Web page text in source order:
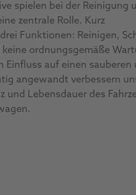
spielen bei der Reinigung
zentrale Rolle. Kurz
Funktionen: Reinigen,
ordnungsgemäße
Einfluss auf einen sauberen
angewandt verbessern
und Lebensdauer des